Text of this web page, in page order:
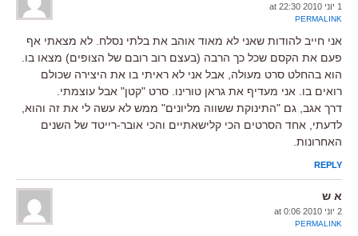
1 יוני 2010 at 22:30
PERMALINK
אני חייב להודות שאני לא מאוד אוהב את בלתי נסלח. לא מצאתי אף
פעם את הקסם שכל כך הרבה (בעצם רוב רובם של הצופים) מצאו בו.
הוא בהחלט סרט מעולה, אבל אני לא ראיתי בו את היצירה שכולם
רואים בו. אני מעדיף את גראן טורינו. סרט "קטן" אבל עוצמתי.
דרך אגב, גם "התינוקת ששווה מליונים" ממש לא עשה לי את זה והוא,
לדעתי, אחד הסרטים הכי קלישאתיים והכי אובר-רייטד של השנים
האחרונות.
REPLY
א ש
2 יוני 2010 at 0:06
PERMALINK